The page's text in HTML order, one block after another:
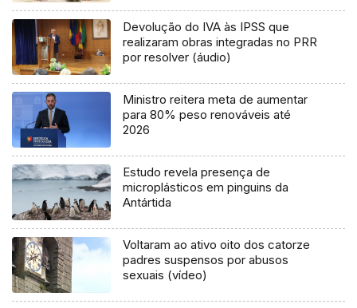
Devolução do IVA às IPSS que
realizaram obras integradas no PRR
por resolver (áudio)
Ministro reitera meta de aumentar
para 80% peso renováveis até
2026
Estudo revela presença de
microplásticos em pinguins da
Antártida
Voltaram ao ativo oito dos catorze
padres suspensos por abusos
sexuais (vídeo)